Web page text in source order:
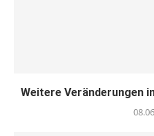
Weitere Veränderungen